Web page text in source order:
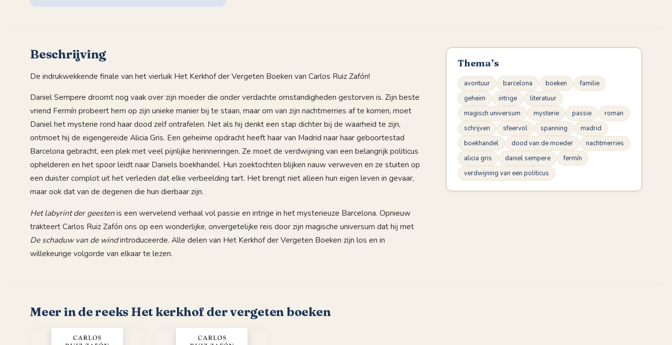
Beschrijving
De indrukwekkende finale van het vierluik Het Kerkhof der Vergeten Boeken van Carlos Ruiz Zafón!
Daniel Sempere droomt nog vaak over zijn moeder die onder verdachte omstandigheden gestorven is. Zijn beste
vriend Fermín probeert hem op zijn unieke manier bij te staan, maar om van zijn nachtmerries af te komen, moet
Daniel het mysterie rond haar dood zelf ontrafelen. Net als hij denkt een stap dichter bij de waarheid te zijn,
ontmoet hij de eigengereide Alicia Gris. Een geheime opdracht heeft haar van Madrid naar haar geboortestad
Barcelona gebracht, een plek met veel pijnlijke herinneringen. Ze moet de verdwijning van een belangrijk politicus
ophelderen en het spoor leidt naar Daniels boekhandel. Hun zoektochten blijken nauw verweven en ze stuiten op
een duister complot uit het verleden dat elke verbeelding tart. Het brengt niet alleen hun eigen leven in gevaar,
maar ook dat van de degenen die hun dierbaar zijn.
Het labyrint der geestenis een wervelend verhaal vol passie en intrige in het mysterieuze Barcelona. Opnieuw
trakteert Carlos Ruiz Zafón ons op een wonderlijke, onvergetelijke reis door zijn magische universum dat hij met
De schaduw van de windintroduceerde. Alle delen van Het Kerkhof der Vergeten Boeken zijn los en in
willekeurige volgorde van elkaar te lezen.
Thema’s
avontuur barcelona boeken
familie
geheim
intrige
literatuur
magisch universum
mysterie passie
roman
schrijven
sfeervol spanning
madrid
boekhandel
dood van de moeder
nachtmerries
alicia gris
daniel sempere
fermín
verdwijning van een politicus
Meer in de reeks Het kerkhof der vergeten boeken